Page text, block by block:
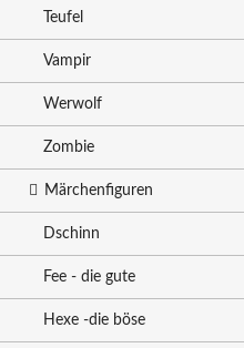
Teufel
Vampir
Werwolf
Zombie
Märchenfiguren
Dschinn
Fee - die gute
Hexe -die böse